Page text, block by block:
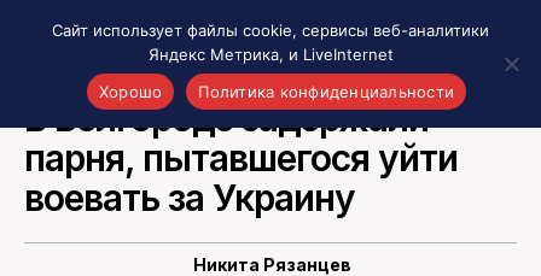
Акценты
Материалы о Рязани и области
НОВОСТИ РОССИИ
В Белгороде задержали
парня, пытавшегося уйти
воевать за Украину
Никита Рязанцев
Сайт использует файлы cookie, сервисы веб-аналитики
Яндекс Метрика, и LiveInternet
Хорошо
Политика конфиденциальности